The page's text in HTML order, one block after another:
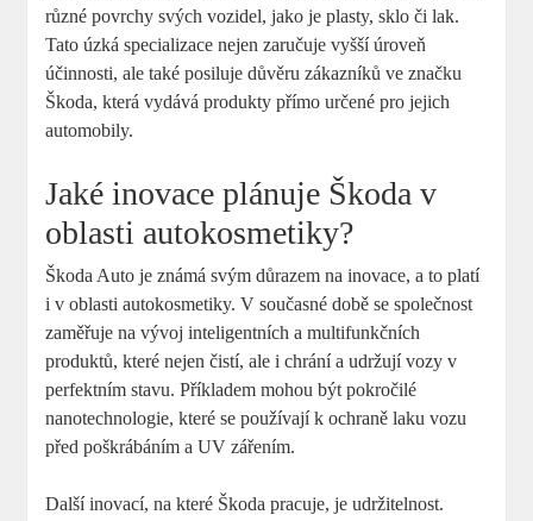
⁤různé povrchy svých vozidel, jako je plasty,​ sklo ‍či lak.
Tato ‍úzká⁣ specializace nejen zaručuje vyšší ‍úroveň
⁣účinnosti, ale také posiluje důvěru‍ zákazníků ve značku⁤
Škoda, která vydává produkty přímo určené​ pro jejich
automobily.
Jaké inovace ​plánuje⁣ Škoda v
oblasti autokosmetiky?
Škoda⁣ Auto ⁢je známá‌ svým důrazem⁣ na inovace, ​a to platí
i v oblasti autokosmetiky. V současné době se společnost
zaměřuje ⁤na ‌vývoj inteligentních ⁤a multifunkčních
produktů, které nejen čistí, ale i‌ chrání a udržují vozy ⁤v
perfektním stavu. Příkladem mohou ⁤být⁣ pokročilé
nanotechnologie, které​ se používají k ochraně⁤ laku vozu
před‌ poškrábáním a UV zářením.
Další⁤ inovací, ⁢na které Škoda pracuje, je udržitelnost.